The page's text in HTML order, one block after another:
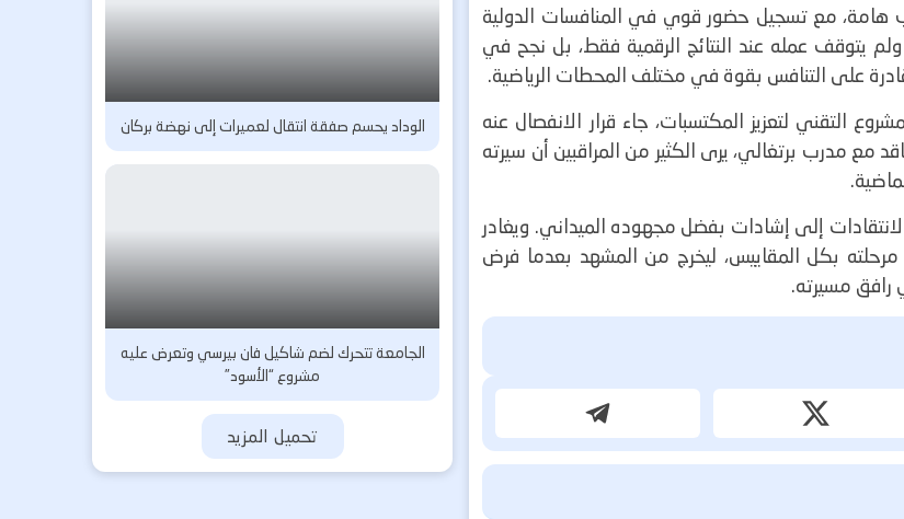
هامة، مع تسجيل حضور قوي في المنافسات الدولية
يتوقف عمله عند النتائج الرقمية فقط، بل نجح في
على التنافس بقوة في مختلف المحطات الرياضية.
التقني لتعزيز المكتسبات، جاء قرار الانفصال عنه
مع مدرب برتغالي، يرى الكثير من المراقبين أن سيرته
إلى إشادات بفضل مجهوده الميداني. ويغادر
مرحلته بكل المقاييس، ليخرج من المشهد بعدما فرض
رافق مسيرته.
الوداد يحسم صفقة انتقال لعميرات إلى نهضة بركان
الجامعة تتحرك لضم شاكيل فان بيرسي وتعرض عليه
مشروع “الأسود”
تحميل المزيد